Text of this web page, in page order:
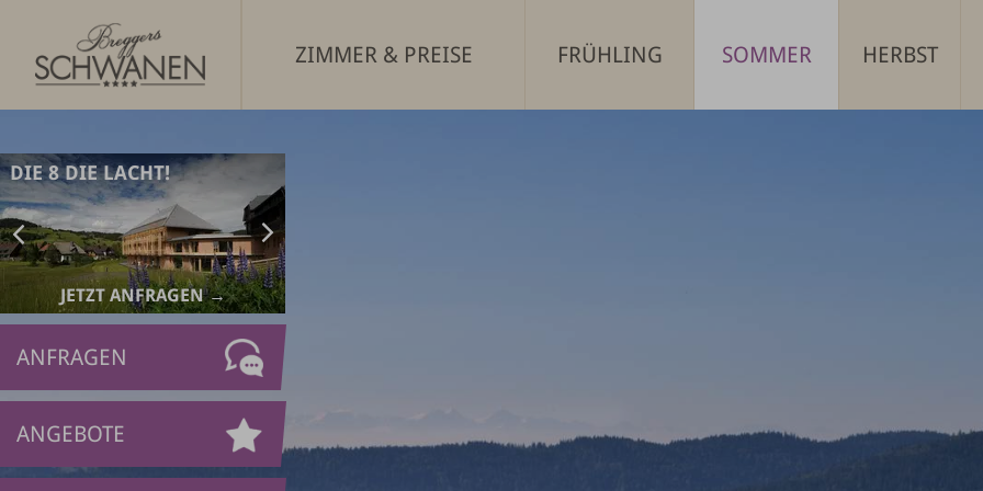
springen
ZIMMER & PREISE FRÜHLING SOMMER HERBST
GEBURTSTAGS-
ARRANGEMENT
JETZT ANFRAGEN →
ANFRAGEN
ANGEBOTE